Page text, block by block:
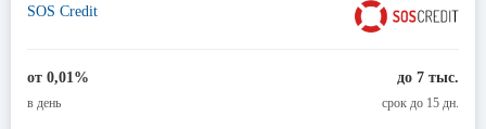
SOS Credit
от 0,01%
в день
до 7 тыс.
срок до 15 дн.